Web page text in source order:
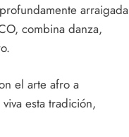
arraigada
combina danza,
el arte afro a
esta tradición,